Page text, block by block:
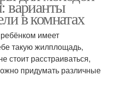
варианты
в комнатах
имеет
такую жилплощадь,
стоит расстраиваться,
придумать различные